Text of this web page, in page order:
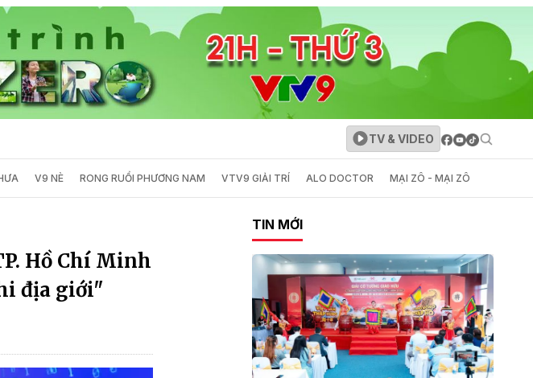
TV & VIDEO
V9 NÈ RONG RUỔI PHƯƠNG NAM VTV9 GIẢI TRÍ ALO DOCTOR MẠI ZÔ - MẠI ZÔ
Hồ Chí Minh
địa giới"
TIN MỚI